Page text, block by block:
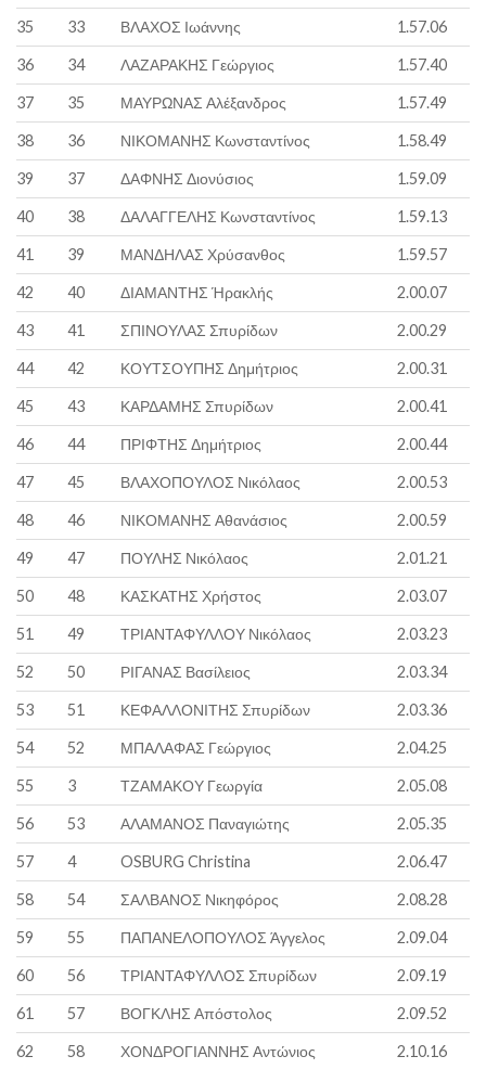
35 33 ΒΛΑΧΟΣ Ιωάννης 1.57.06
36 34 ΛΑΖΑΡΑΚΗΣ Γεώργιος 1.57.40
37 35 ΜΑΥΡΩΝΑΣ Αλέξανδρος 1.57.49
38 36 ΝΙΚΟΜΑΝΗΣ Κωνσταντίνος 1.58.49
39 37 ΔΑΦΝΗΣ Διονύσιος 1.59.09
40 38 ΔΑΛΑΓΓΕΛΗΣ Κωνσταντίνος 1.59.13
41 39 ΜΑΝΔΗΛΑΣ Χρύσανθος 1.59.57
42 40 ΔΙΑΜΑΝΤΗΣ Ήρακλής 2.00.07
43 41 ΣΠΙΝΟΥΛΑΣ Σπυρίδων 2.00.29
44 42 ΚΟΥΤΣΟΥΠΗΣ Δημήτριος 2.00.31
45 43 ΚΑΡΔΑΜΗΣ Σπυρίδων 2.00.41
46 44 ΠΡΙΦΤΗΣ Δημήτριος 2.00.44
47 45 ΒΛΑΧΟΠΟΥΛΟΣ Νικόλαος 2.00.53
48 46 ΝΙΚΟΜΑΝΗΣ Αθανάσιος 2.00.59
49 47 ΠΟΥΛΗΣ Νικόλαος 2.01.21
50 48 ΚΑΣΚΑΤΗΣ Χρήστος 2.03.07
51 49 ΤΡΙΑΝΤΑΦΥΛΛΟΥ Νικόλαος 2.03.23
52 50 ΡΙΓΑΝΑΣ Βασίλειος 2.03.34
53 51 ΚΕΦΑΛΛΟΝΙΤΗΣ Σπυρίδων 2.03.36
54 52 ΜΠΑΛΑΦΑΣ Γεώργιος 2.04.25
55 3 ΤΖΑΜΑΚΟΥ Γεωργία 2.05.08
56 53 ΑΛΑΜΑΝΟΣ Παναγιώτης 2.05.35
57 4 OSBURG Christina 2.06.47
58 54 ΣΑΛΒΑΝΟΣ Νικηφόρος 2.08.28
59 55 ΠΑΠΑΝΕΛΟΠΟΥΛΟΣ Άγγελος 2.09.04
60 56 ΤΡΙΑΝΤΑΦΥΛΛΟΣ Σπυρίδων 2.09.19
61 57 ΒΟΓΚΛΗΣ Απόστολος 2.09.52
62 58 ΧΟΝΔΡΟΓΙΑΝΝΗΣ Αντώνιος 2.10.16